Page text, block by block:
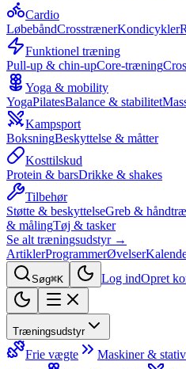
Cardio
LøbebåndCrosstrænerKondicykler
Funktionel træning
Pull-up & chin-upCore-træning
Yoga & mobility
YogaPilatesBalance & stabilitet
Kampsport
BoksningBeskyttelse & måtter
Kosttilskud
Protein & barsDrikke & shakes
Tilbehør
Støtte & beskyttelseGreb &
& målingTøj & tasker
Se alt træningsudstyr →
ArtiklerProgrammerØvelser
Søg⌘K Log indOpret
Træningsudstyr
Frie vægte Maskiner &